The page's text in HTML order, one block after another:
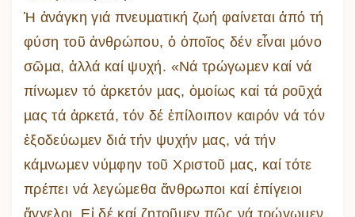
Ἡ ἀνάγκη γιά πνευµατική ζωή φαίνεται ἀπό τή
φύση τοῦ ἀνθρώπου, ὁ ὁποῖος δέν εἶναι µόνο
σῶµα, ἀλλά καί ψυχή. «Νά τρώγωµεν καί νά
πίνωµεν τό ἀρκετόν µας, ὁµοίως καί τά ροῦχά
µας τά ἀρκετά, τόν δέ ἐπίλοιπον καιρόν νά τόν
ἐξοδεύωµεν διά τήν ψυχήν µας, νά τήν
κάµνωµεν νύµφην τοῦ Χριστοῦ µας, καί τότε
πρέπει νά λεγώµεθα ἄνθρωποι καί ἐπίγειοι